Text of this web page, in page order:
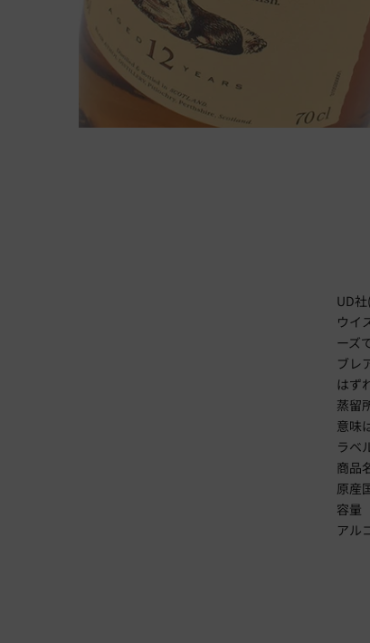
UD
ウイ
ーズ
ブレ
はず
蒸留
意味
ラベ
商品
原産
容量
アル